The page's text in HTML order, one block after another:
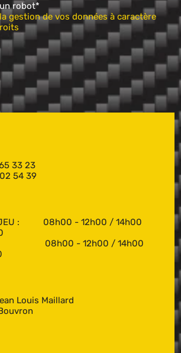
robot*
gestion de vos données à caractère
33 23
54 39
JEU : 08h00 - 12h00 / 14h00
08h00 - 12h00 / 14h00
Louis Maillard